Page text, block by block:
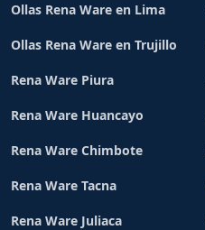
Ollas Rena Ware en Lima
Ollas Rena Ware en Trujillo
Rena Ware Piura
Rena Ware Huancayo
Rena Ware Chimbote
Rena Ware Tacna
Rena Ware Juliaca